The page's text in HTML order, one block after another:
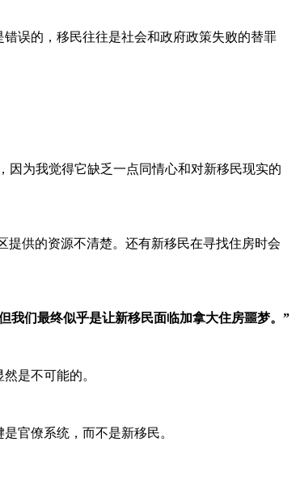
误的，移民往往是社会和政府政策失败的替罪
因为我觉得它缺乏一点同情心和对新移民现实的
提供的资源不清楚。还有新移民在寻找住房时会
我们最终似乎是让新移民面临加拿大住房噩梦。”
是不可能的。
官僚系统，而不是新移民。